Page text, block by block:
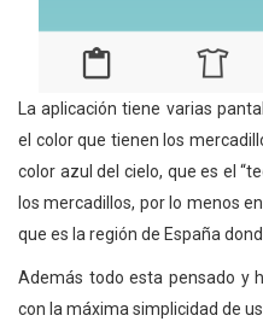
La aplicación tiene varias
el color que tienen los
color azul del cielo, que es el
los mercadillos, por lo menos
que es la región de España
Además todo esta pensado y
con la máxima simplicidad de